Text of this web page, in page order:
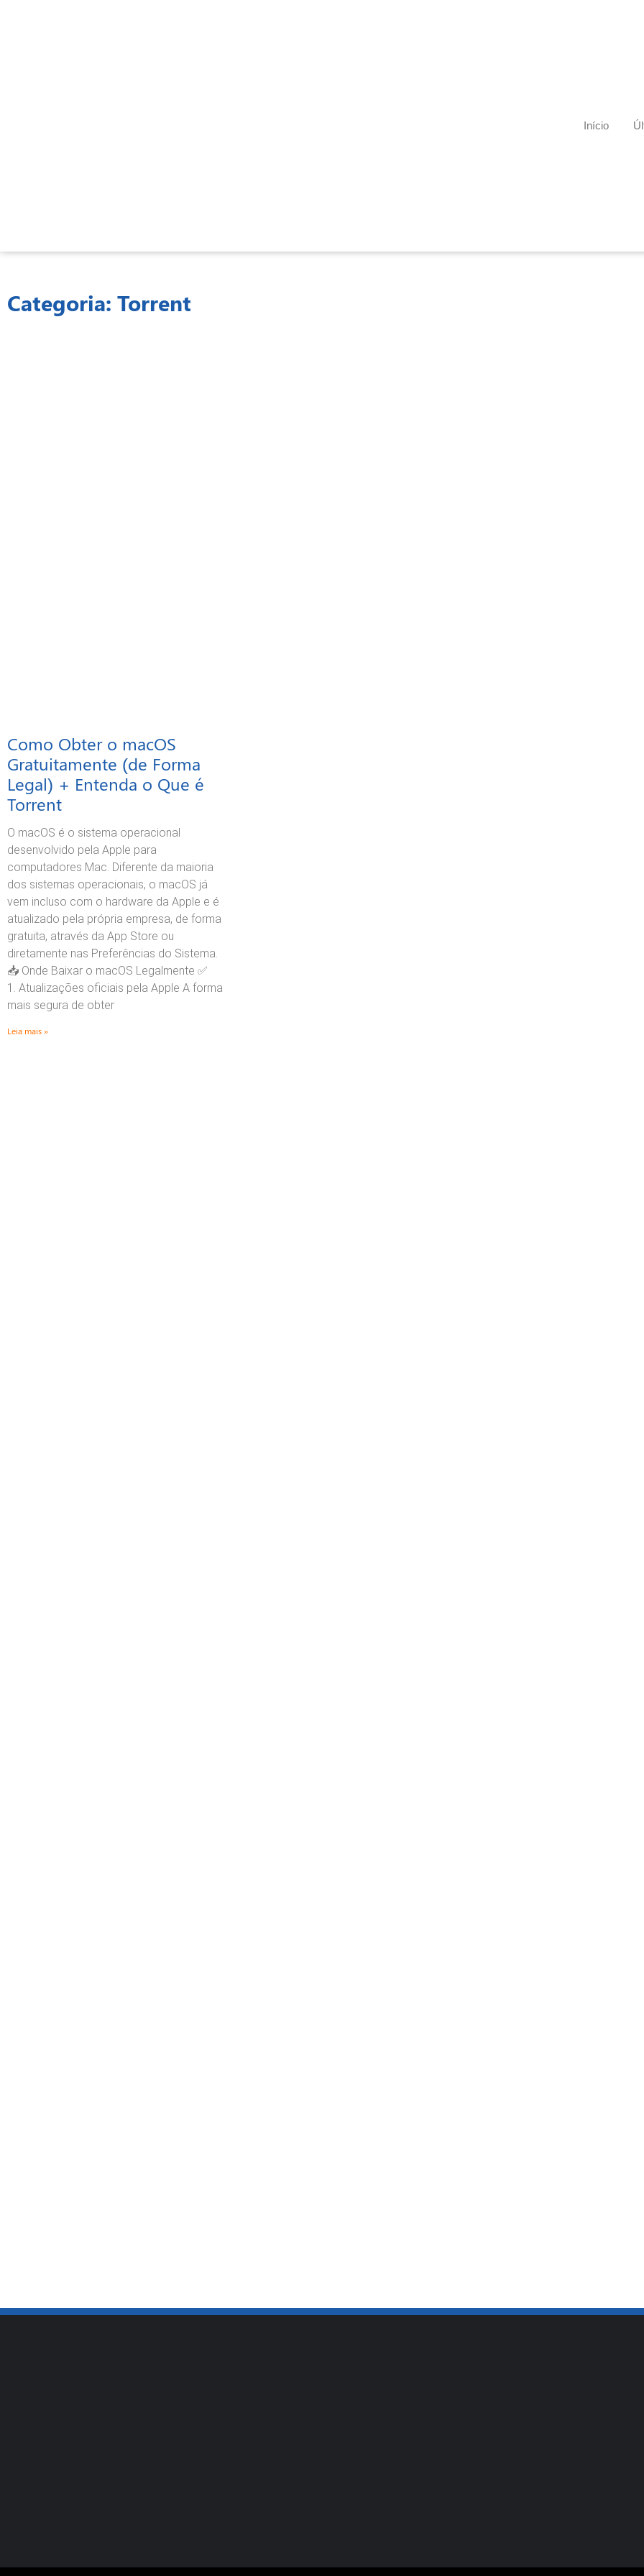
Início
Categoria: Torrent
Como Obter o macOS
Gratuitamente (de Forma
Legal) + Entenda o Que é
Torrent
O macOS é o sistema operacional
desenvolvido pela Apple para
computadores Mac. Diferente da maioria
dos sistemas operacionais, o macOS já
vem incluso com o hardware da Apple e é
atualizado pela própria empresa, de forma
gratuita, através da App Store ou
diretamente nas Preferências do Sistema.
📥 Onde Baixar o macOS Legalmente ✅
1. Atualizações oficiais pela Apple A forma
mais segura de obter
Leia mais »